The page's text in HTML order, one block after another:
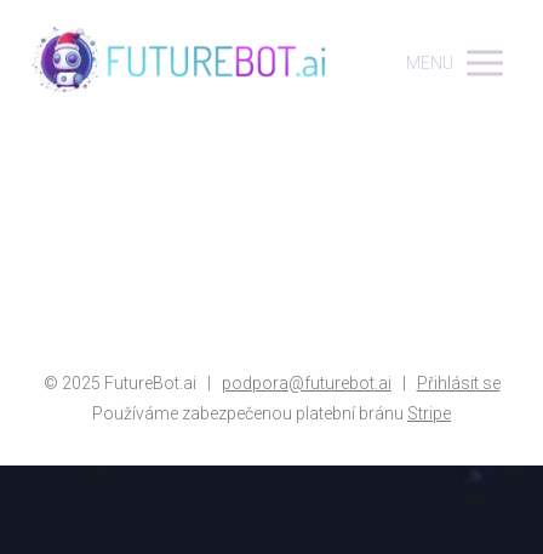
MENU
© 2025 FutureBot.ai | podpora@futurebot. ai | Přihlásit se
Používáme zabezpečenou platební bránu Stripe